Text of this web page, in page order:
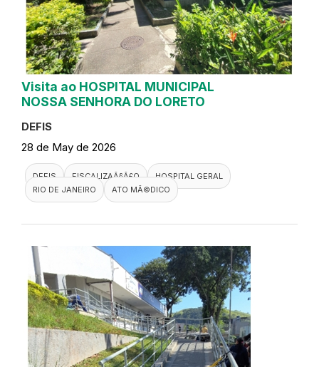
Visita ao HOSPITAL MUNICIPAL
NOSSA SENHORA DO LORETO
DEFIS
28 de May de 2026
DEFIS FISCALIZAÃ§Ã£O
HOSPITAL GERAL
RIO DE JANEIRO
ATO MÃ©DICO